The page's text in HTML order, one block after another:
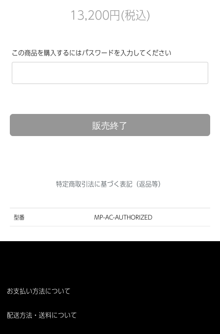
13,200円(税込)
この商品を購入するにはパスワードを入力してください
販売終了
特定商取引法に基づく表記（返品等）
型番 MP-AC-AUTHORIZED
お支払い方法について
配送方法・送料について